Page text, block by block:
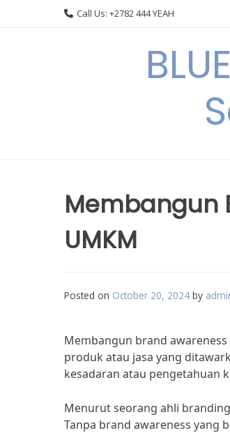
Call Us: +2782 444 YEAH
Membangun
UMKM
Posted on October 20, 2024 by
Membangun brand
produk atau jasa yang
kesadaran atau pengetahuan
Menurut seorang ahli
Tanpa brand awareness yang